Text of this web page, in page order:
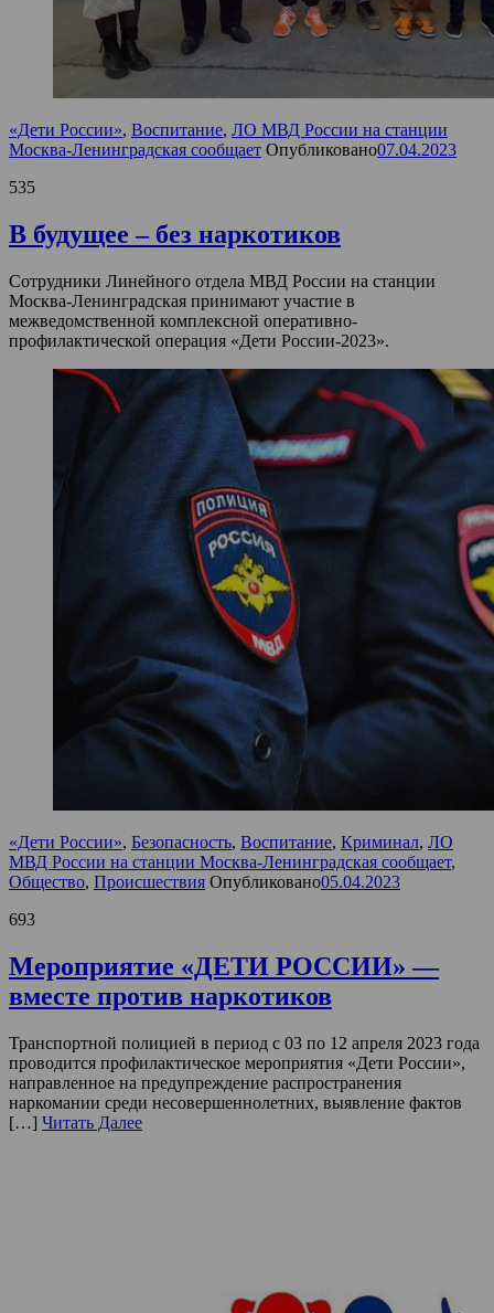
«Дети России», Воспитание, ЛО МВД России на станции
Москва-Ленинградская сообщает Опубликовано07.04.2023
535
В будущее – без наркотиков
Сотрудники Линейного отдела МВД России на станции
Москва-Ленинградская принимают участие в
межведомственной комплексной оперативно-
профилактической операция «Дети России-2023».
«Дети России», Безопасность, Воспитание, Криминал, ЛО
МВД России на станции Москва-Ленинградская сообщает,
Общество, Происшествия Опубликовано05.04.2023
693
Мероприятие «ДЕТИ РОССИИ» —
вместе против наркотиков
Транспортной полицией в период с 03 по 12 апреля 2023 года
проводится профилактическое мероприятия «Дети России»,
направленное на предупреждение распространения
наркомании среди несовершеннолетних, выявление фактов
[…] Читать Далее